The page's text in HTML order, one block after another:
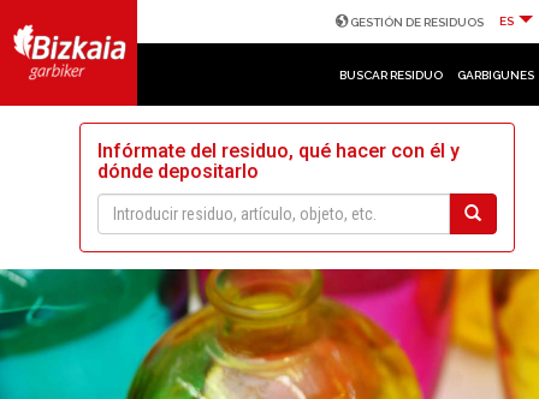
GESTIÓN DE RESIDUOS ES
BUSCAR RESIDUO GARBIGUNES
Infórmate del residuo, qué hacer con él y
dónde depositarlo